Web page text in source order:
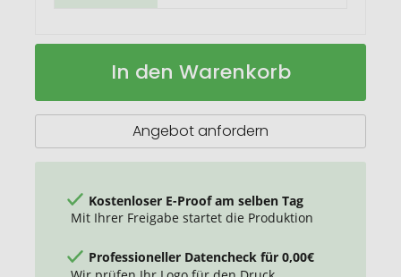
Transparentes
Auf
In den Warenkorb
Angebot anfordern
Kostenloser E-Proof am selben Tag
Mit Ihrer Freigabe startet die Produktion
Professioneller Datencheck für 0,00€